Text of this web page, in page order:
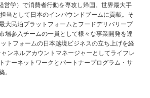
営学）で消費者行動を専攻し帰国。世界最大手
当として日本のインバウンドブームに貢献。そ
大民泊プラットフォームとフードデリバリープ
場参入チームの一員として様々な事業開発を達
トフォームの日本越境ビジネスの立ち上げを経
ンネルアカウントマネージャーとしてライフレ
ナーネットワークとパートナープログラム・サ
。